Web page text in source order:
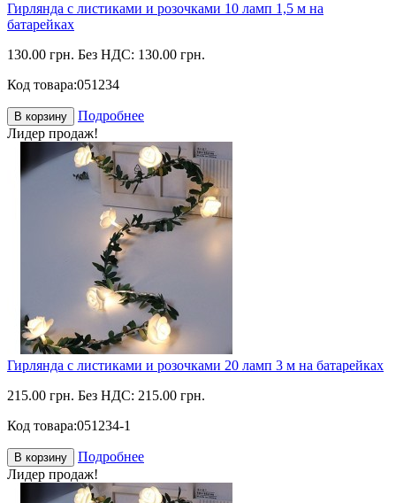
Гирлянда с листиками и розочками 10 ламп 1,5 м на
батарейках
130.00 грн. Без НДС: 130.00 грн.
Код товара:051234
В корзину
Подробнее
Лидер продаж!
Гирлянда с листиками и розочками 20 ламп 3 м на батарейках
215.00 грн. Без НДС: 215.00 грн.
Код товара:051234-1
В корзину
Подробнее
Лидер продаж!